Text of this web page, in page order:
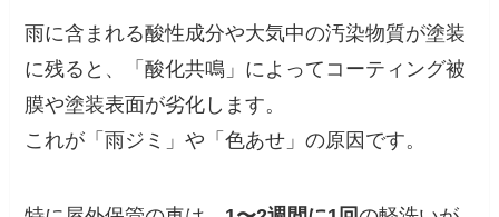
雨に含まれる酸性成分や大気中の汚染物質が塗装
に残ると、「酸化共鳴」によってコーティング被
膜や塗装表面が劣化します。
これが「雨ジミ」や「色あせ」の原因です。